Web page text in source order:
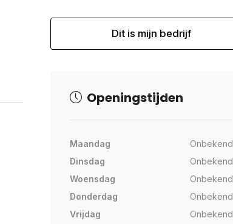
Dit is mijn bedrijf
Openingstijden
Maandag
Onbekend
Dinsdag
Onbekend
Woensdag
Onbekend
Donderdag
Onbekend
Vrijdag
Onbekend